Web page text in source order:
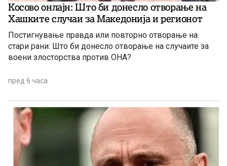
Косово онлајн: Што би донесло отворање на
Хашките случаи за Македонија и регионот
Постигнување правда или повторно отворање на
стари рани: Што би донесло отворање на случаите за
воени злосторства против ОНА?
пред 6 часа